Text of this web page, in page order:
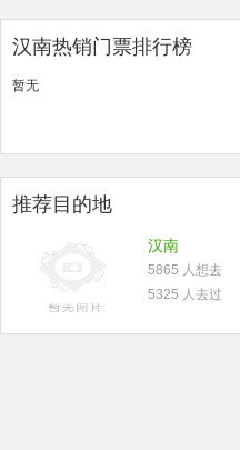
汉南热销门票排行榜
暂无
推荐目的地
汉南
5865 人想去
5325 人去过